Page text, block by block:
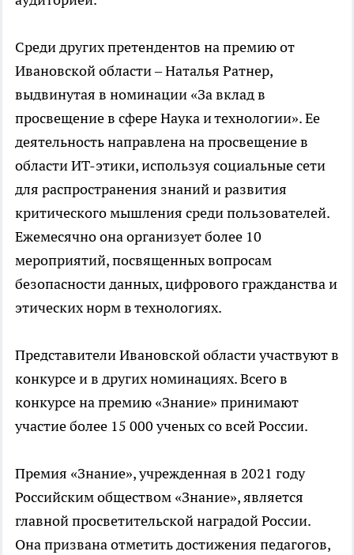
Среди других претендентов на премию от
Ивановской области – Наталья Ратнер,
выдвинутая в номинации «За вклад в
просвещение в сфере Наука и технологии». Ее
деятельность направлена на просвещение в
области ИТ-этики, используя социальные сети
для распространения знаний и развития
критического мышления среди пользователей.
Ежемесячно она организует более 10
мероприятий, посвященных вопросам
безопасности данных, цифрового гражданства и
этических норм в технологиях.
Представители Ивановской области участвуют в
конкурсе и в других номинациях. Всего в
конкурсе на премию «Знание» принимают
участие более 15 000 ученых со всей России.
Премия «Знание», учрежденная в 2021 году
Российским обществом «Знание», является
главной просветительской наградой России.
Она призвана отметить достижения педагогов,